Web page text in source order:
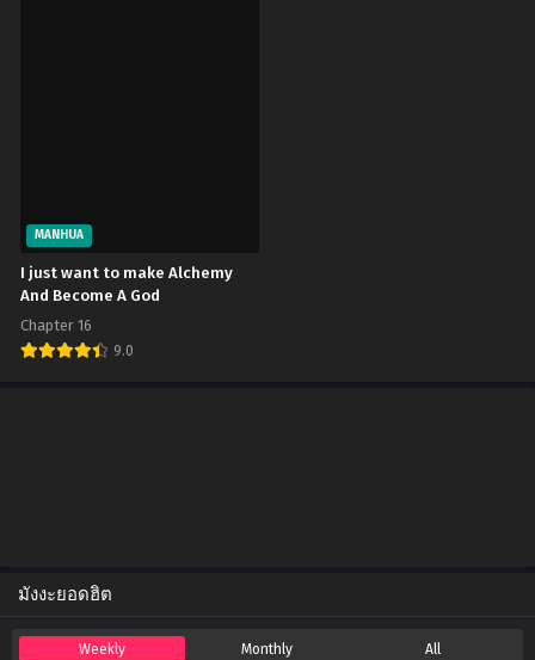
MANHUA
I just want to make Alchemy
And Become A God
Chapter 16
9.0
มังงะยอดฮิต
Weekly Monthly All